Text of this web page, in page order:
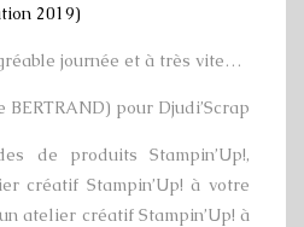
2019)
journée et à très vite…
BERTRAND) pour Djudi’Scrap
de produits Stampin’Up!,
créatif Stampin’Up! à votre
atelier créatif Stampin’Up! à